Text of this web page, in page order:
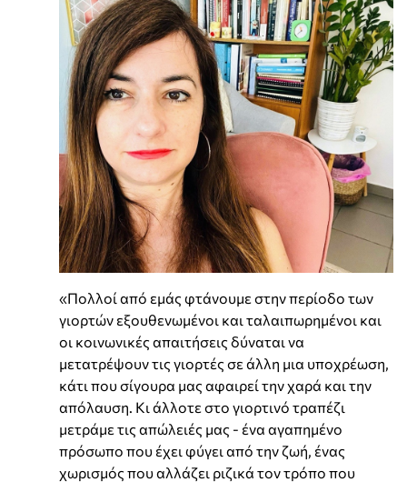
«Πολλοί από εμάς φτάνουμε στην περίοδο των
γιορτών εξουθενωμένοι και ταλαιπωρημένοι και
οι κοινωνικές απαιτήσεις δύναται να
μετατρέψουν τις γιορτές σε άλλη μια υποχρέωση,
κάτι που σίγουρα μας αφαιρεί την χαρά και την
απόλαυση. Κι άλλοτε στο γιορτινό τραπέζι
μετράμε τις απώλειές μας - ένα αγαπημένο
πρόσωπο που έχει φύγει από την ζωή, ένας
χωρισμός που αλλάζει ριζικά τον τρόπο που